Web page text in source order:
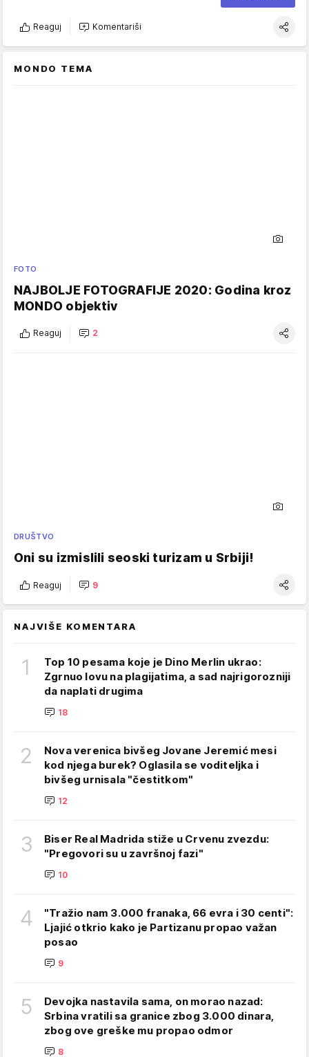
Reaguj Komentariši
MONDO TEMA
FOTO
NAJBOLJE FOTOGRAFIJE 2020: Godina kroz
MONDO objektiv
Reaguj 2
DRUŠTVO
Oni su izmislili seoski turizam u Srbiji!
Reaguj 9
NAJVIŠE KOMENTARA
1
Top 10 pesama koje je Dino Merlin ukrao:
Zgrnuo lovu na plagijatima, a sad najrigorozniji
da naplati drugima
18
2
Nova verenica bivšeg Jovane Jeremić mesi
kod njega burek? Oglasila se voditeljka i
bivšeg urnisala "čestitkom"
12
3
Biser Real Madrida stiže u Crvenu zvezdu:
"Pregovori su u završnoj fazi"
10
4
"Tražio nam 3.000 franaka, 66 evra i 30 centi":
Ljajić otkrio kako je Partizanu propao važan
posao
9
5
Devojka nastavila sama, on morao nazad:
Srbina vratili sa granice zbog 3.000 dinara,
zbog ove greške mu propao odmor
8